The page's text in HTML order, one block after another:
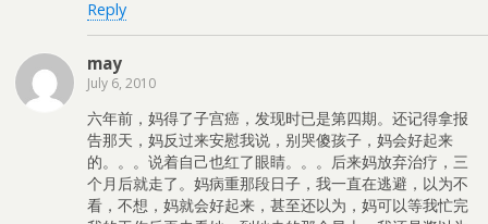
Reply
may
July 6, 2010
六年前，妈得了子宫癌，发现时已是第四期。还记得拿报
告那天，妈反过来安慰我说，别哭傻孩子，妈会好起来
的。。。说着自己也红了眼睛。。。后来妈放弃治疗，三
个月后就走了。妈病重那段日子，我一直在逃避，以为不
看，不想，妈就会好起来，甚至还以为，妈可以等我忙完